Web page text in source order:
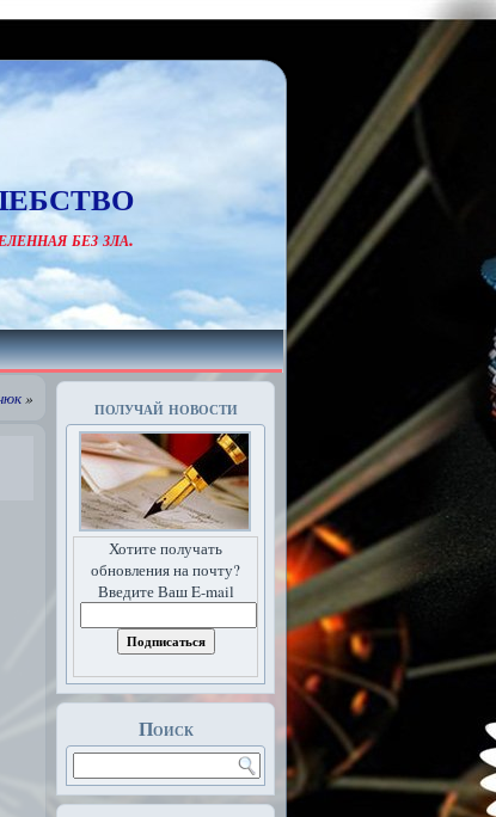
без зла.
» получай новости
Хотите получать
обновления на почту?
Введите Ваш E-mail
Поиск